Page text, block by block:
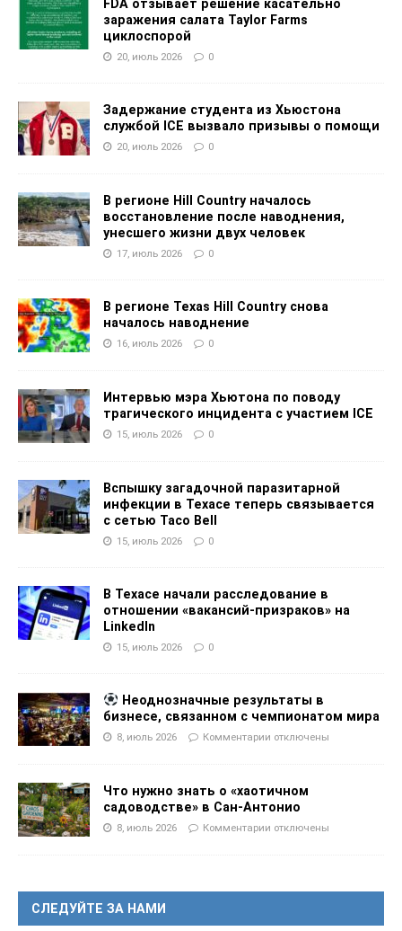
FDA отзывает решение касательно
заражения салата Taylor Farms
циклоспорой
20, июль 2026 0
Задержание студента из Хьюстона
службой ICE вызвало призывы о помощи
20, июль 2026 0
В регионе Hill Country началось
восстановление после наводнения,
унесшего жизни двух человек
17, июль 2026 0
В регионе Texas Hill Country снова
началось наводнение
16, июль 2026 0
Интервью мэра Хьютона по поводу
трагического инцидента с участием ICE
15, июль 2026 0
Вспышку загадочной паразитарной
инфекции в Техасе теперь связывается
с сетью Taco Bell
15, июль 2026 0
В Техасе начали расследование в
отношении «вакансий-призраков» на
LinkedIn
15, июль 2026 0
Неоднозначные результаты в
бизнесе, связанном с чемпионатом мира
8, июль 2026 Комментарии отключены
Что нужно знать о «хаотичном
садоводстве» в Сан-Антонио
8, июль 2026 Комментарии отключены
СЛЕДУЙТЕ ЗА НАМИ